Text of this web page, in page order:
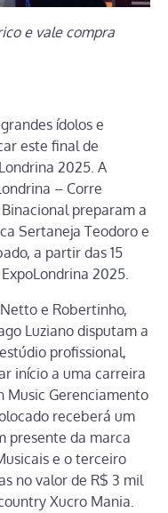
e vale compra
ídolos e
este final de
2025. A
– Corre
preparam a
Sertaneja Teodoro e
a partir das 15
2025.
e Robertinho,
Luziano disputam a
profissional,
início a uma carreira
Music Gerenciamento
receberá um
presente da marca
e o terceiro
no valor de R$ 3 mil
Xucro Mania.